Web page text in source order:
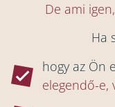
De ami
Ha
hogy az Ön
elegendő-e,